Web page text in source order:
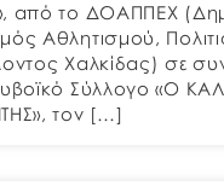
από το ΔΟΑΠΠΕΧ
Αθλητισμού,
Χαλκίδας) σε
Σύλλογο «Ο
τον […]